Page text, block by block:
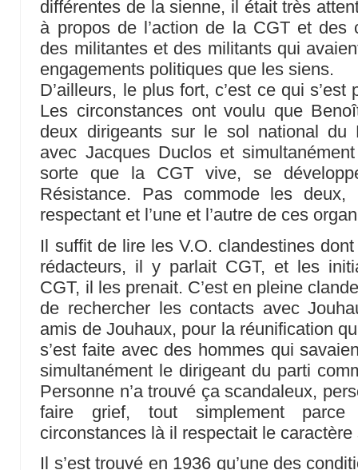
différentes de la sienne, il était très
à propos de l’action de la CGT et des
des militantes et des militants qui
engagements politiques que les siens.
D’ailleurs, le plus fort, c’est ce qui
Les circonstances ont voulu que
deux dirigeants sur le sol national du
avec Jacques Duclos et
sorte que la CGT vive, se
Résistance. Pas commode les
respectant et l’une et l’autre de ces
Il suffit de lire les V.O. clandestines
rédacteurs, il y parlait CGT, et les
CGT, il les prenait. C’est en pleine
de rechercher les contacts avec
amis de Jouhaux, pour la réunification
s’est faite avec des hommes qui
simultanément le dirigeant du parti
Personne n’a trouvé ça scandaleux,
faire grief, tout simplement
circonstances là il respectait le
Il s’est trouvé en 1936 qu’une des